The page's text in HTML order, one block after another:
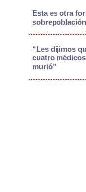
Esta es otra
“Les dijimos
cuatro
murió”